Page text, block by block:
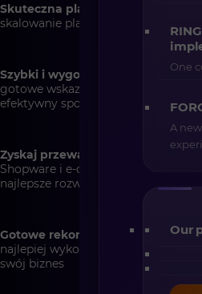
One
A
Our
Skuteczna plarforma = lepsza
skalowanie platformy pozwoli Ci
Szybki i wygodny proces
–
gotowe wskazówki do wdrożenia –
efektywny sposób
Zyskaj przewagę
– nasi Eksperci
Shopware i e-commerce, dzięki
najlepsze rozwiązania
Gotowe rekomendacje do
najlepiej wykorzystać posiadaną
swój biznes